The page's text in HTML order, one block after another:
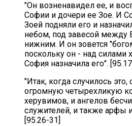
"Он возненавидел ее, и
Софии и дочери ее Зое. И
Зоей подняли его и
небом, под завесой
нижним. И он зовется
поскольку он - над силами
София назначила его".
"Итак, когда случилось это,
огромную четырехликую
херувимов, и ангелов
служителей, и также арфы
[95.26-31]